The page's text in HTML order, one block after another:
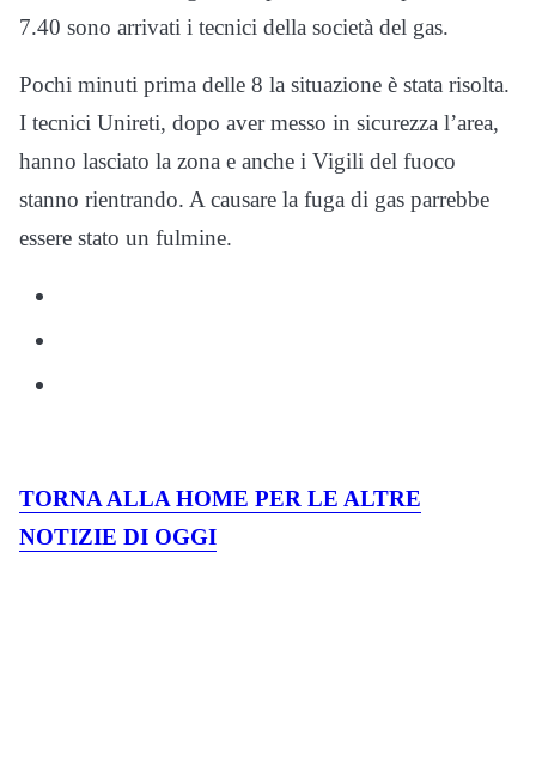
7.40 sono arrivati i tecnici della società del gas.
Pochi minuti prima delle 8 la situazione è stata risolta.
I tecnici Unireti, dopo aver messo in sicurezza l’area,
hanno lasciato la zona e anche i Vigili del fuoco
stanno rientrando. A causare la fuga di gas parrebbe
essere stato un fulmine.
TORNA ALLA HOME PER LE ALTRE
NOTIZIE DI OGGI